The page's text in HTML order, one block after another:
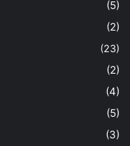
(5)
(2)
(23)
(2)
(4)
(5)
(3)